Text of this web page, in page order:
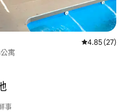
從 27 則評價
4.85 (27)
寓
事